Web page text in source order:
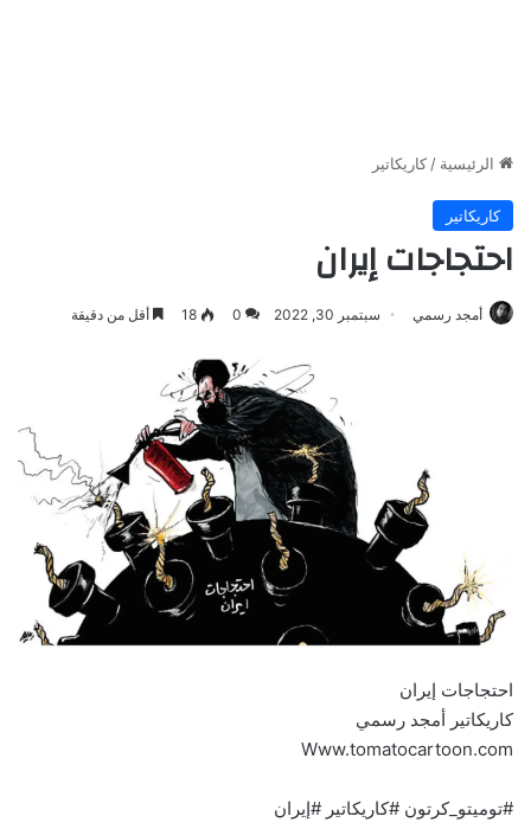
الرئيسية / كاريكاتير
كاريكاتير
احتجاجات إيران
أمجد رسمي سبتمبر 30, 2022 0
18 أقل من دقيقة
احتجاجات إيران
كاريكاتير أمجد رسمي
Www.tomatocartoon.com
#توميتو_كرتون #كاريكاتير #إيران